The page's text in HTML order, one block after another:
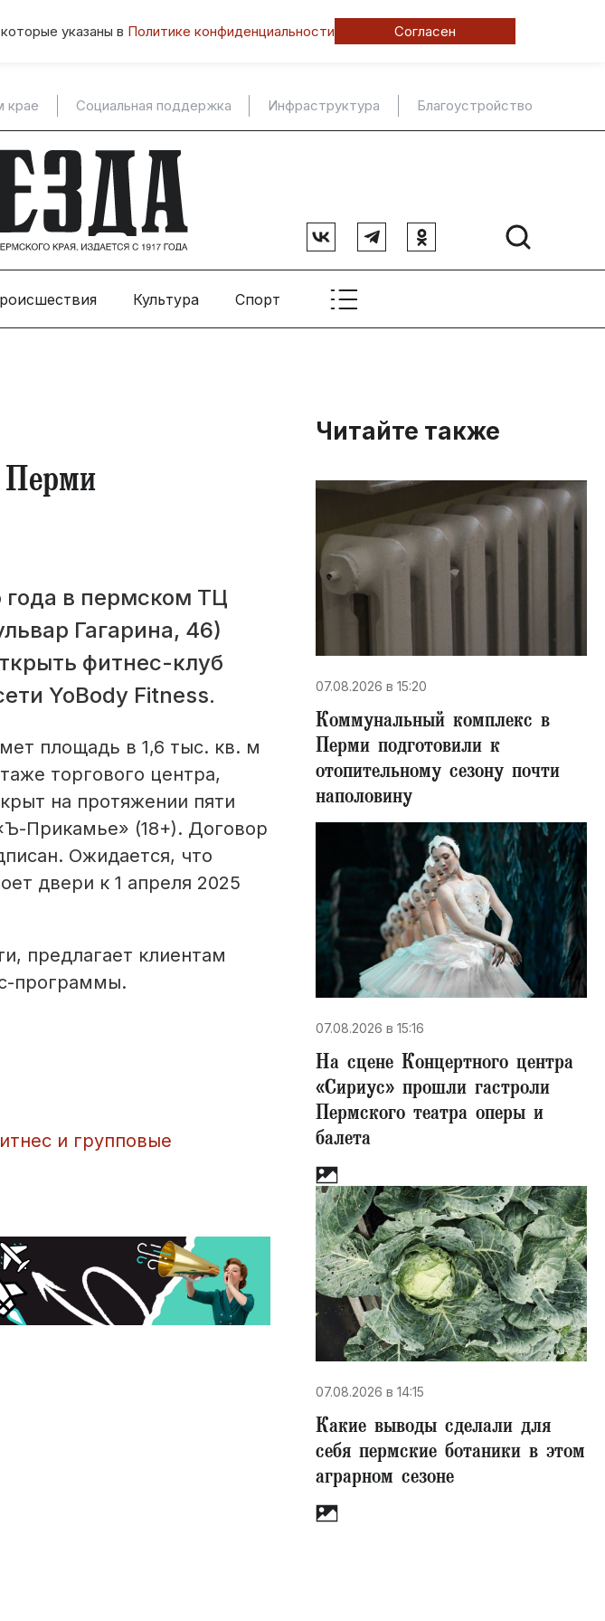
указаны в Политике конфиденциальности Согласен
крае Социальная поддержка Инфраструктура Благоустройство
Культура Спорт
Перми
года в пермском ТЦ
Гагарина, 46)
фитнес-клуб
YoBody Fitness.
площадь в 1,6 тыс. кв. м
торгового центра,
на протяжении пяти
Прикамье» (18+). Договор
Ожидается, что
двери к 1 апреля 2025
предлагает клиентам
программы.
и групповые
Читайте также
07.08.2026 в 15:20
Коммунальный комплекс в
Перми подготовили к
отопительному сезону почти
наполовину
07.08.2026 в 15:16
На сцене Концертного центра
«Сириус» прошли гастроли
Пермского театра оперы и
балета
07.08.2026 в 14:15
Какие выводы сделали для
себя пермские ботаники в этом
аграрном сезоне